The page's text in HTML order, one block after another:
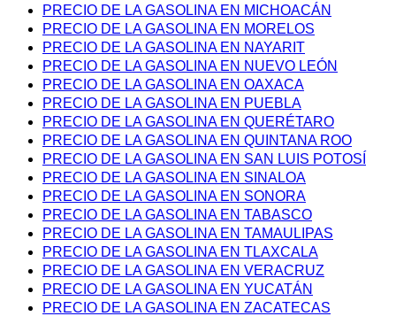
PRECIO DE LA GASOLINA EN MICHOACÁN
PRECIO DE LA GASOLINA EN MORELOS
PRECIO DE LA GASOLINA EN NAYARIT
PRECIO DE LA GASOLINA EN NUEVO LEÓN
PRECIO DE LA GASOLINA EN OAXACA
PRECIO DE LA GASOLINA EN PUEBLA
PRECIO DE LA GASOLINA EN QUERÉTARO
PRECIO DE LA GASOLINA EN QUINTANA ROO
PRECIO DE LA GASOLINA EN SAN LUIS POTOSÍ
PRECIO DE LA GASOLINA EN SINALOA
PRECIO DE LA GASOLINA EN SONORA
PRECIO DE LA GASOLINA EN TABASCO
PRECIO DE LA GASOLINA EN TAMAULIPAS
PRECIO DE LA GASOLINA EN TLAXCALA
PRECIO DE LA GASOLINA EN VERACRUZ
PRECIO DE LA GASOLINA EN YUCATÁN
PRECIO DE LA GASOLINA EN ZACATECAS